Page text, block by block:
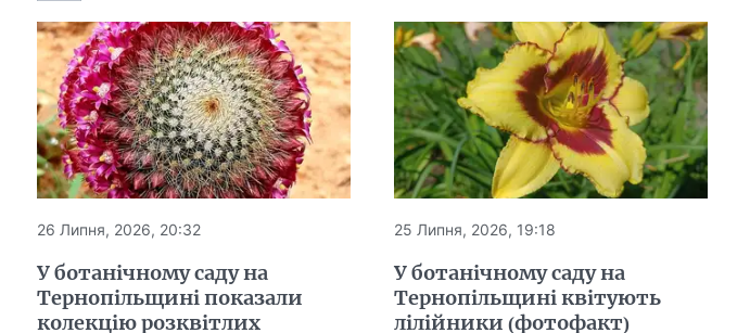
26 Липня, 2026, 20:32
У ботанічному саду на
Тернопільщині показали
колекцію розквітлих
25 Липня, 2026, 19:18
У ботанічному саду на
Тернопільщині квітують
лілійники (фотофакт)